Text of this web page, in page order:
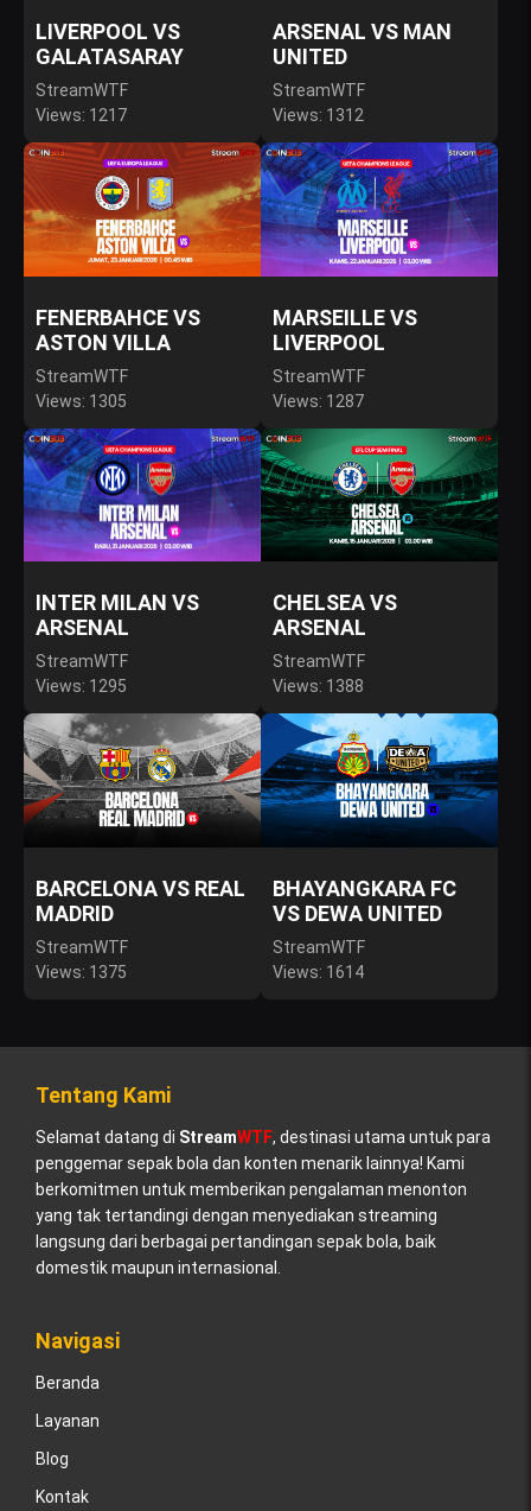
LIVERPOOL VS
GALATASARAY
StreamWTF
Views: 1217
ARSENAL VS MAN
UNITED
StreamWTF
Views: 1312
FENERBAHCE VS
ASTON VILLA
StreamWTF
Views: 1305
MARSEILLE VS
LIVERPOOL
StreamWTF
Views: 1287
INTER MILAN VS
ARSENAL
StreamWTF
Views: 1295
CHELSEA VS
ARSENAL
StreamWTF
Views: 1388
BARCELONA VS REAL
MADRID
StreamWTF
Views: 1375
BHAYANGKARA FC
VS DEWA UNITED
StreamWTF
Views: 1614
Tentang Kami
Selamat datang di StreamWTF, destinasi utama untuk para
penggemar sepak bola dan konten menarik lainnya! Kami
berkomitmen untuk memberikan pengalaman menonton
yang tak tertandingi dengan menyediakan streaming
langsung dari berbagai pertandingan sepak bola, baik
domestik maupun internasional.
Navigasi
Beranda
Layanan
Blog
Kontak